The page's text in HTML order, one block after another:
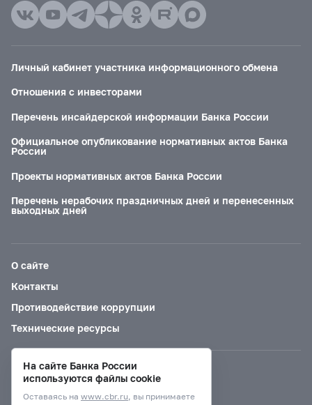
Личный кабинет участника информационного обмена
Отношения с инвесторами
Перечень инсайдерской информации Банка России
Официальное опубликование нормативных актов Банка
России
Проекты нормативных актов Банка России
Перечень нерабочих праздничных дней и перенесенных
выходных дней
О сайте
Контакты
Противодействие коррупции
Технические ресурсы
Версия для слабовидящих
На сайте Банка России
используются файлы cookie
Оставаясь на www.cbr.ru, вы принимаете